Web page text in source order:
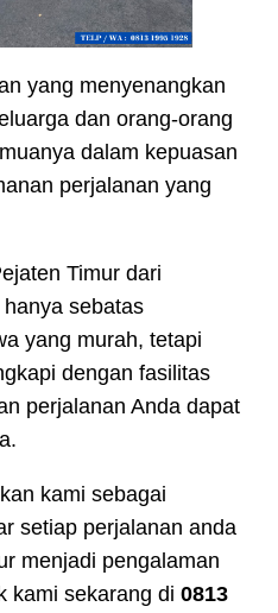
yang menyenangkan
dan orang-orang
dalam kepuasan
perjalanan yang
Timur dari
sebatas
yang murah, tetapi
dengan fasilitas
perjalanan Anda dapat
kami sebagai
setiap perjalanan anda
menjadi pengalaman
kami sekarang di 0813